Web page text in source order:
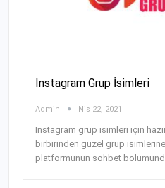
Instagram Grup İsimleri
Admin Nis 22, 2021
Instagram grup isimleri için
birbirinden güzel grup
platformunun sohbet